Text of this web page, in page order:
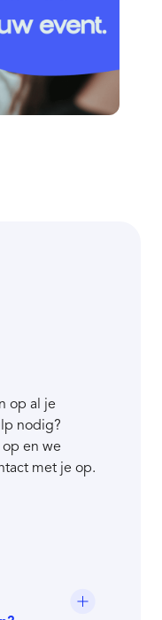
op al je
nodig?
en we
met je op.